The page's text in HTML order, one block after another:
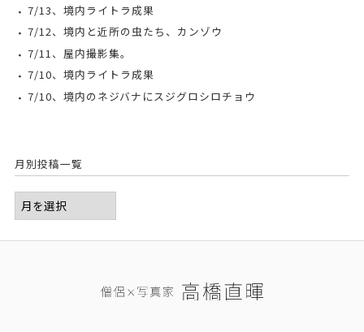
7/13、境内ライトラ成果
7/12、境内と近所の虫たち、カンゾウ
7/11、屋内撮影集。
7/10、境内ライトラ成果
7/10、境内のネジバナにスジグロシロチョウ
月別投稿一覧